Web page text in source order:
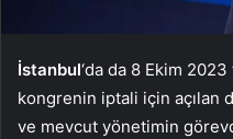
İstanbul‘da da 8 Ekim
kongrenin iptali için açılan
ve mevcut yönetimin